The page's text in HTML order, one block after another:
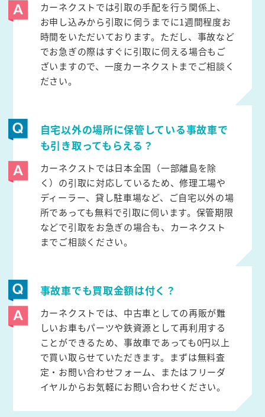
カーネクストでは引取の手配を行う関係上、
お申し込みから引取に伺うまでに1週間程度お
時間をいただいております。ただし、事故など
でお急ぎの際はすぐに引取に伺える場合もご
ざいますので、一度カーネクストまでご相談く
ださい。
自宅以外の場所に保管している事故車で
も引き取ってもらえる？
カーネクストでは日本全国（一部離島を除
く）の引取に対応しているため、修理工場や
ディーラー、貸し駐車場など、ご自宅以外の場
所であっても無料で引取に伺います。保管期限
などで引取をお急ぎの場合も、カーネクスト
までご相談ください。
事故車でも買取金額は付く？
カーネクストでは、中古車としての再販が難
しいお車もパーツや鉄資源として再利用する
ことができるため、事故車であっても0円以上
で買い取らせていただきます。まずは無料査
定・お問い合わせフォーム、またはフリーダ
イヤルからお気軽にお問い合わせください。